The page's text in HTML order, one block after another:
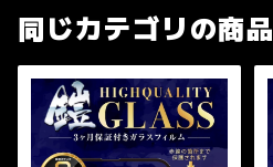
同じカテゴリの商品